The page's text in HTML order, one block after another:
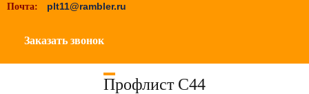
Почта: plt11@rambler.ru
Заказать звонок
Профлист С44